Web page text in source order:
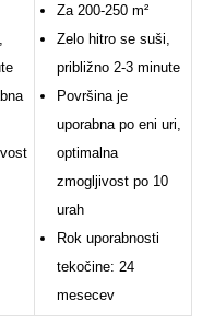
Za 200-250 m²
Zelo hitro se suši,
približno 2-3 minute
Površina je
uporabna po eni uri,
optimalna
zmogljivost po 10
urah
Rok uporabnosti
tekočine: 24
mesecev